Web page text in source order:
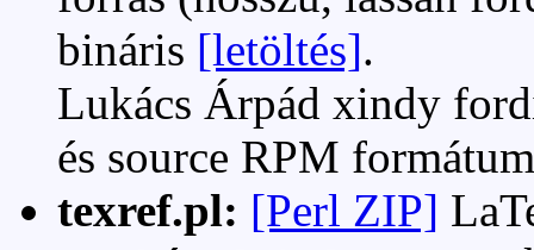
bináris [letöltés].
Lukács Árpád xindy
és source RPM
texref.pl: [Perl ZIP]